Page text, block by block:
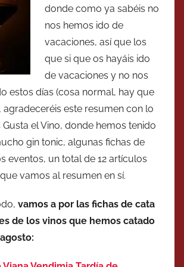
donde como ya sabéis no
nos hemos ido de
vacaciones, así que los
que si que os hayáis ido
de vacaciones y no nos
estos días (cosa normal, hay que
agradeceréis este resumen con lo
el Vino, donde hemos tenido
gin tonic, algunas fichas de
eventos, un total de 12 artículos
vamos al resumen en sí.
vamos a por las fichas de cata
de los vinos que hemos catado